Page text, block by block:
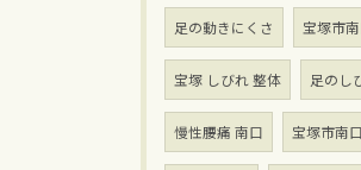
足の動きにくさ 宝塚市
宝塚 しびれ 整体 足のし
慢性腰痛 南口 宝塚市南口